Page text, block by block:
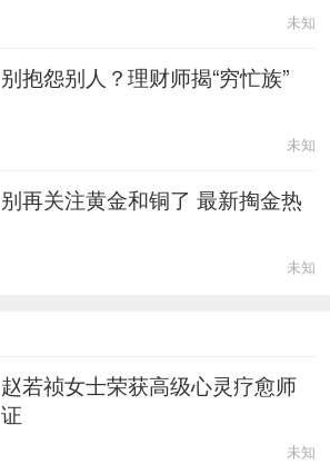
未知
别抱怨别人？理财师揭“穷忙族”
未知
别再关注黄金和铜了 最新掏金热
未知
赵若祯女士荣获高级心灵疗愈师
证
未知